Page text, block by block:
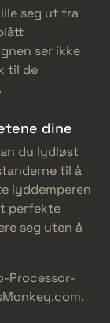
seg ut fra
ser ikke
til de
dine
du lydløst
til å
lyddemperen
perfekte
seg uten å
Processor-